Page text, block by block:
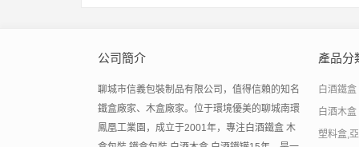
公司簡介
聊城市信義包裝制品有限公司，值得信賴的知名
鐵盒廠家、木盒廠家。位于環境優美的聊城南環
鳳凰工業園，成立于2001年，專注白酒鐵盒 木
產品分
白酒鐵盒
白酒木盒
塑料盒,